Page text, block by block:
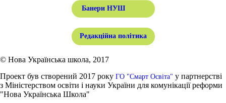
Банери НУШ
Редакційна політика
© Нова Українська школа, 2017
Проект був створений 2017 року ГО "Смарт Освіта" у партнерстві
з Міністерством освіти і науки України для комунікації реформи
"Нова Українська Школа"